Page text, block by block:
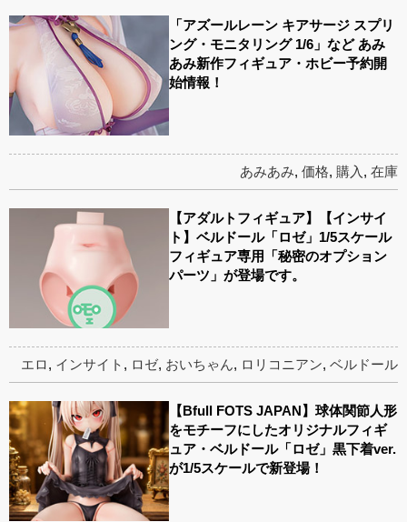
「アズールレーン キアサージ スプリ
ング・モニタリング 1/6」など あみ
あみ新作フィギュア・ホビー予約開
始情報！
あみあみ, 価格, 購入 , 在庫
【アダルトフィギュア】【インサイ
ト】ベルドール「ロゼ」1/5スケール
フィギュア専用「秘密のオプション
パーツ」が登場です。
エロ, インサイト , ロゼ, おいちゃん, ロリコニアン, ベルドール
【Bfull FOTS JAPAN】球体関節人形
をモチーフにしたオリジナルフィギ
ュア・ベルドール「ロゼ」黒下着ver.
が1/5スケールで新登場！